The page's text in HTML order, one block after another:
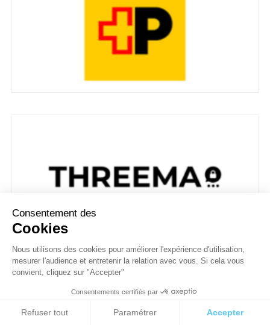
Consentement des
Cookies
Nous utilisons des cookies pour améliorer l'expérience d'utilisation,
mesurer l'audience et entretenir la relation avec vous. Si cela vous
convient, cliquez sur "Accepter"
Consentements certifiés par
Refuser tout Paramétrer Accepter
Cookies